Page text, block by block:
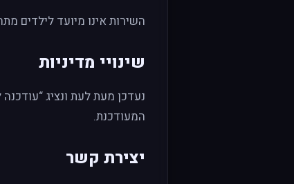
השירות אינו מיועד לילדים מתחת לגיל 16. אם נאספו נתונים מילד ללא הסכמת
שינויי מדיניות
נעדכן מעת לעת ונציג
המעודכנת.
יצירת קשר